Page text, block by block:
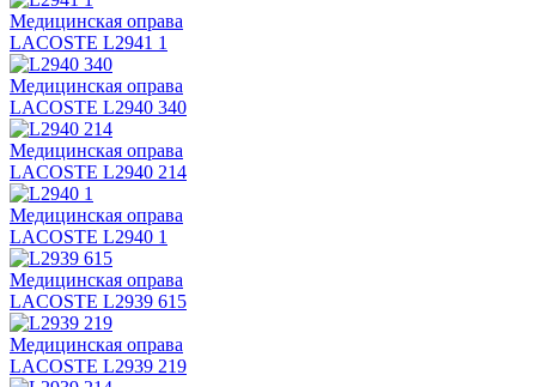
Медицинская оправа
LACOSTE L2941 1
Медицинская оправа
LACOSTE L2940 340
Медицинская оправа
LACOSTE L2940 214
Медицинская оправа
LACOSTE L2940 1
Медицинская оправа
LACOSTE L2939 615
Медицинская оправа
LACOSTE L2939 219